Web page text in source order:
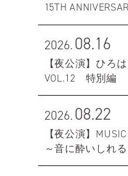
15TH
2026.08.16
【夜公演】ひろ
VOL.12 特別編
2026.08.22
【夜公演】
～音に酔いしれ